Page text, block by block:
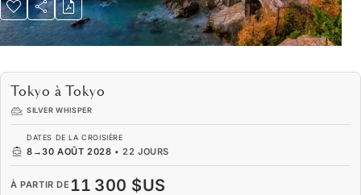
Tokyo à Tokyo
SILVER WHISPER
DATES DE LA CROISIÈRE
8 →30 AOÛT 2028 •22 JOURS
À PARTIR DE 11 300 $US